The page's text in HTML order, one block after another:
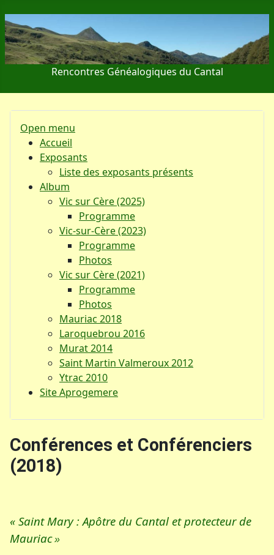
Rencontres Généalogiques du Cantal
Open menu
Accueil
Exposants
Liste des exposants présents
Album
Vic sur Cère (2025)
Programme
Vic-sur-Cère (2023)
Programme
Photos
Vic sur Cère (2021)
Programme
Photos
Mauriac 2018
Laroquebrou 2016
Murat 2014
Saint Martin Valmeroux 2012
Ytrac 2010
Site Aprogemere
Conférences et Conférenciers
(2018)
« Saint Mary : Apôtre du Cantal et protecteur de
Mauriac»